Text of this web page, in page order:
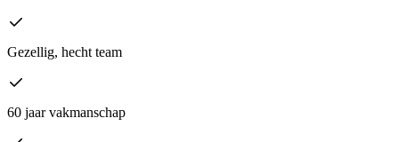
Gezellig, hecht team
60 jaar vakmanschap